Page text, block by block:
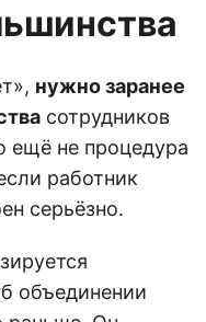
нужно заранее
сотрудников
ещё не процедура
работник
серьёзно.
объединении